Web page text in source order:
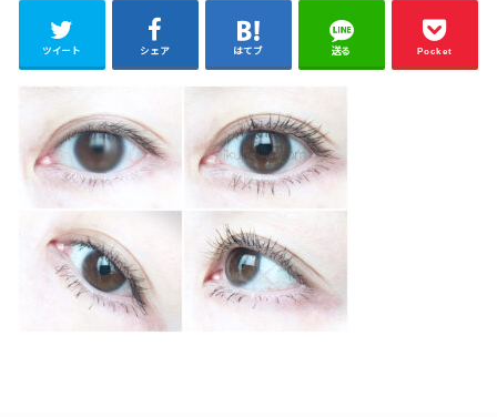
ツイート シェア はてブ 送る Pocket